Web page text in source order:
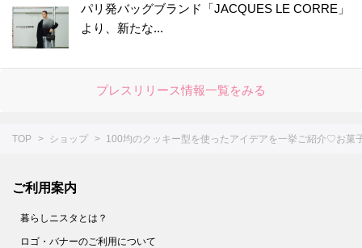
パリ発バッグブランド「JACQUES LE CORRE」
より、新たな...
プレスリリース情報一覧をみる
TOP ショップ 100均のクッキー型を使ったアイデアを一挙ご紹介♡お菓
ご利用案内
暮らしニスタとは？
ロゴ・バナーのご利用について